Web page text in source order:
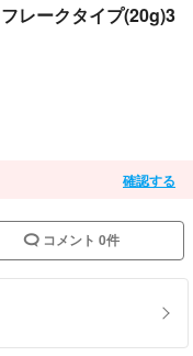
レークタイプ(20g)3
確認する
コメント 0件